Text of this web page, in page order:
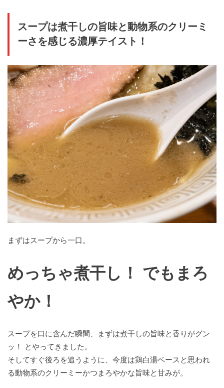
スープは煮干しの旨味と動物系のクリーミ
ーさを感じる濃厚テイスト！
まずはスープから一口。
めっちゃ煮干し！ でもまろ
やか！
スープを口に含んだ瞬間、まずは煮干しの旨味と香りがグン
ッ！ とやってきました。
そしてすぐ後ろを追うように、今度は鶏白湯ベースと思われ
る動物系のクリーミーかつまろやかな旨味と甘みが。